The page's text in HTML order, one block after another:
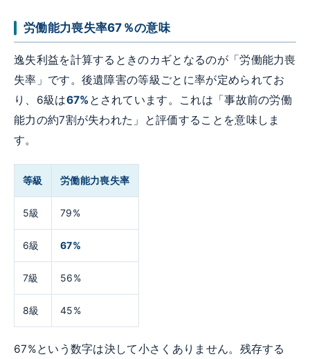
労働能力喪失率67％の意味
逸失利益を計算するときのカギとなるのが「労働能力喪
失率」です。後遺障害の等級ごとに率が定められてお
り、6級は67% とされています。これは「事故前の労働
能力の約7割が失われた」と評価することを意味しま
す。
等級 労働能力喪失率
5級 79%
6級 67%
7級 56%
8級 45%
67%という数字は決して小さくありません。残存する